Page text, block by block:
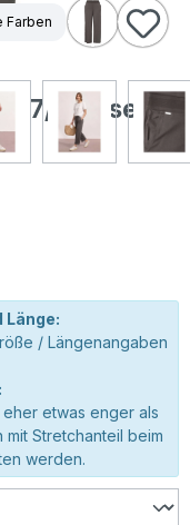
Farben
7/8 Hose
Länge:
/ Längenangaben
etwas enger als
Stretchanteil beim
werden.